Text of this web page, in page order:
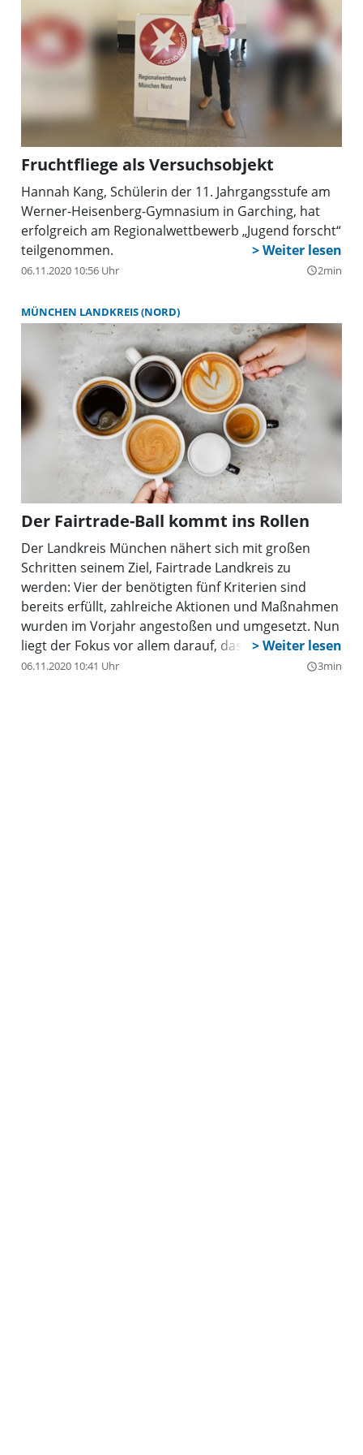
nach Corona anhalten werden, das wäre immerhin
ein Gewinn für alle, der noch dazu vollkommen
krisensicher sei. hw
Norden soll den Anwohnern die fürchterliche Zeit
leichter zugänglich machen.
Fruchtfliege als Versuchsobjekt
Hannah Kang, Schülerin der 11. Jahrgangsstufe am
Werner-Heisenberg-Gymnasium in Garching, hat
erfolgreich am Regionalwettbewerb „Jugend forscht“
teilgenommen.
06.11.2020 10:56 Uhr query_builder2min
MÜNCHEN LANDKREIS (NORD)
Der Fairtrade-Ball kommt ins Rollen
Der Landkreis München nähert sich mit großen
Schritten seinem Ziel, Fairtrade Landkreis zu
werden: Vier der benötigten fünf Kriterien sind
bereits erfüllt, zahlreiche Aktionen und Maßnahmen
wurden im Vorjahr angestoßen und umgesetzt. Nun
liegt der Fokus vor allem darauf, das bereits
Erreichte zu verfestigen und zu erweitern sowie
06.11.2020 10:41 Uhr query_builder3min